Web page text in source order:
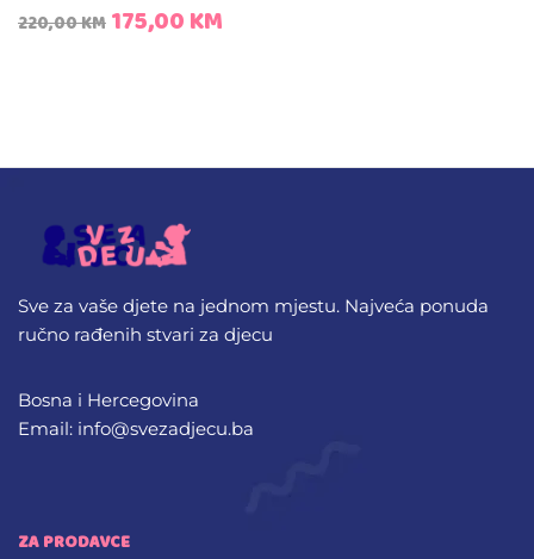
220,00KM 175,00KM
Sve za vaše djete na jednom mjestu. Najveća ponuda
ručno rađenih stvari za djecu
Bosna i Hercegovina
Email: info@svezadjecu.ba
ZA PRODAVCE